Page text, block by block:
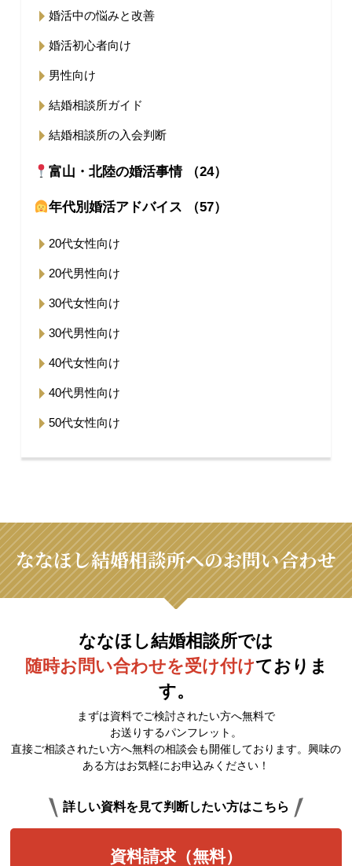
婚活中の悩みと改善
婚活初心者向け
男性向け
結婚相談所ガイド
結婚相談所の入会判断
富山・北陸の婚活事情 （24）
年代別婚活アドバイス （57）
20代女性向け
20代男性向け
30代女性向け
30代男性向け
40代女性向け
40代男性向け
50代女性向け
ななほし結婚相談所へのお問い合わせ
ななほし結婚相談所では
随時お問い合わせを受け付けておりま
す。
まずは資料でご検討されたい方へ無料で
お送りするパンフレット。
直接ご相談されたい方へ無料の相談会も開催しております。興味の
ある方はお気軽にお申込みください！
詳しい資料を見て判断したい方はこちら
資料請求（無料）